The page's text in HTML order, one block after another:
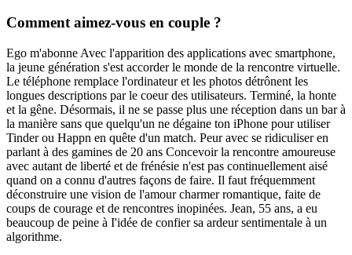
Comment aimez-vous en couple ?
Ego m'abonne Avec l'apparition des applications avec smartphone,
la jeune génération s'est accorder le monde de la rencontre virtuelle.
Le téléphone remplace l'ordinateur et les photos détrônent les
longues descriptions par le coeur des utilisateurs. Terminé, la honte
et la gêne. Désormais, il ne se passe plus une réception dans un bar à
la manière sans que quelqu'un ne dégaine ton iPhone pour utiliser
Tinder ou Happn en quête d'un match. Peur avec se ridiculiser en
parlant à des gamines de 20 ans Concevoir la rencontre amoureuse
avec autant de liberté et de frénésie n'est pas continuellement aisé
quand on a connu d'autres façons de faire. Il faut fréquemment
déconstruire une vision de l'amour charmer romantique, faite de
coups de courage et de rencontres inopinées. Jean, 55 ans, a eu
beaucoup de peine à I'idée de confier sa ardeur sentimentale à un
algorithme.